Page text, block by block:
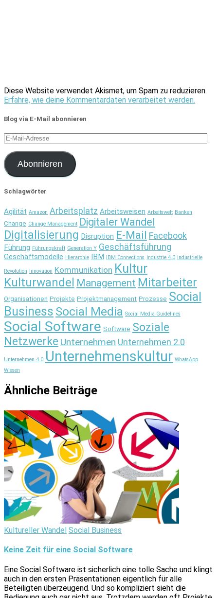
Diese Website verwendet Akismet, um Spam zu reduzieren.
Erfahre, wie deine Kommentardaten verarbeitet werden.
Blog via E-Mail abonnieren
E-
Mail-
Adresse
Abonnieren
Schlagwörter
Agilität Amazon Arbeitsplatz Arbeitsweisen Arbeitswelt Banken
Change Change Management Digitaler Wandel
Digitalisierung Disruption E-Mail Facebook
Führung Führungskraft Generation Y Geschäftsführung
Geschäftsmodelle Hierarchie IBM IBM Connections Industrie 4.0 Industrielle
Revolution Innovation Kommunikation Kultur
Kulturwandel Management Mitarbeiter
Organisationen Projekte Projektmanagement Prozesse Social
Business Social Media Social Media Guidelines
Social Software Software Soziale
Netzwerke Unternehmen Unternehmen 2.0
Unternehmen 4.0 Unternehmenskultur WhatsApp
Wissen
Ähnliche Beiträge
Kultureller Wandel Social Business
Keine Zeit für eine Social Software
Eine Social Software ist sicherlich eine tolle Sache und klingt
auch in den ersten Präsentationen eigentlich für alle
Beteiligten überzeugend. Und so kompliziert sieht die